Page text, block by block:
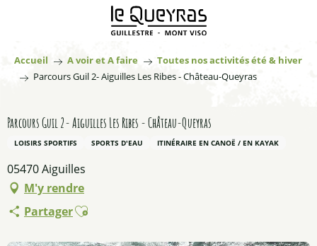
principal
Accueil A voir et A faire
Toutes nos activités été & hiver
Parcours Guil 2- Aiguilles Les Ribes - Château-Queyras
Parcours Guil 2- Aiguilles Les Ribes - Château-Queyras
LOISIRS SPORTIFS SPORTS D'EAU ITINÉRAIRE EN CANOË / EN KAYAK
05470 Aiguilles
M'y rendre
PartagerAjouter aux favoris